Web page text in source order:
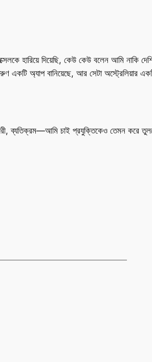
হারিয়ে দিয়েছি, কেউ কেউ বলেন আমি নাকি
একটি অ্যাপ বানিয়েছে, আর সেটা অস্ট্রেলিয়ার
ব্যতিক্রম—আমি চাই প্রযুক্তিকেও তেমন করে